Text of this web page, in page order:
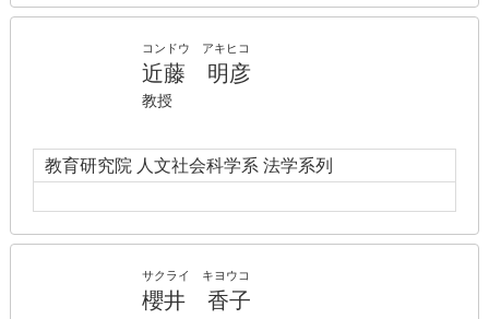
コンドウ アキヒコ
近藤 明彦
教授
教育研究院 人文社会科学系 法学系列
サクライ キヨウコ
櫻井 香子